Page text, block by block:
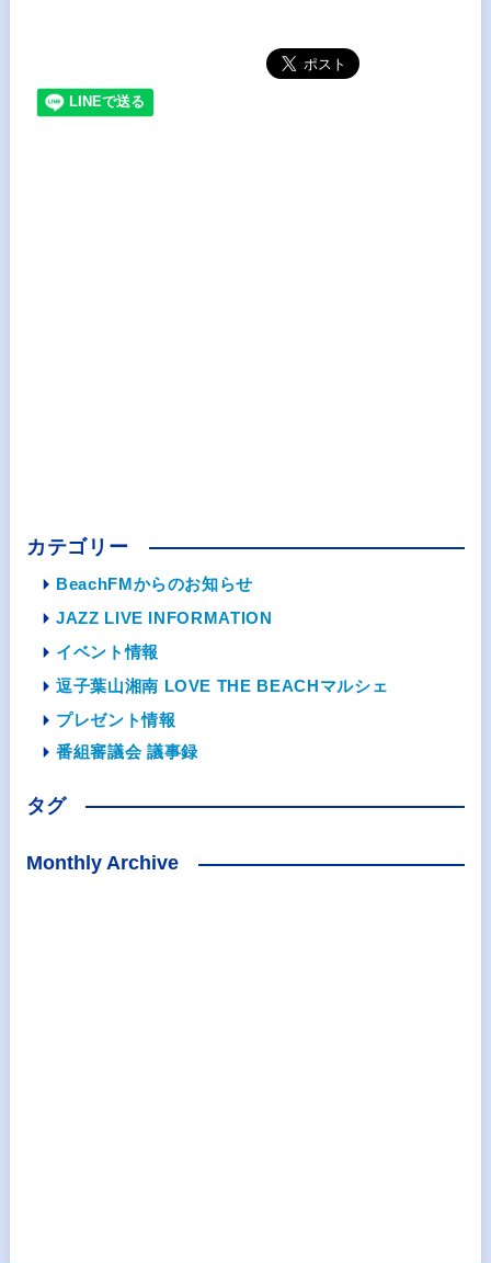
カテゴリー
BeachFMからのお知らせ
JAZZ LIVE INFORMATION
イベント情報
逗子葉山湘南 LOVE THE BEACHマルシェ
プレゼント情報
番組審議会 議事録
タグ
Monthly Archive